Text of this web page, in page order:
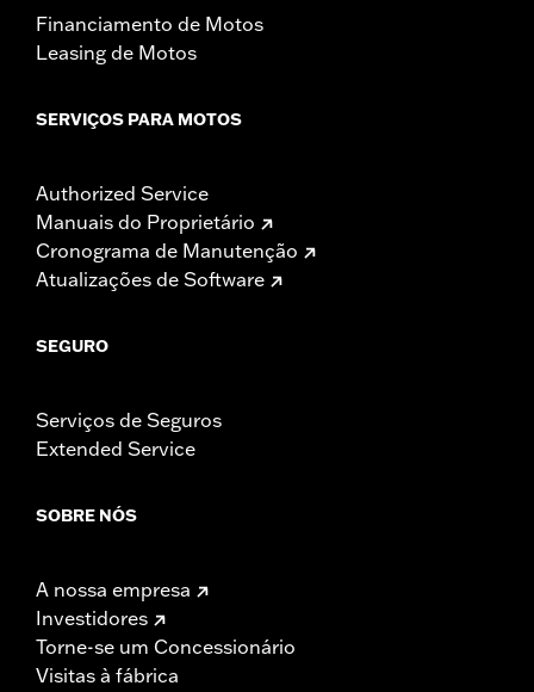
Financiamento de Motos
Leasing de Motos
SERVIÇOS PARA MOTOS
Authorized Service
Manuais do Proprietário
Cronograma de Manutenção
Atualizações de Software
SEGURO
Serviços de Seguros
Extended Service
SOBRE NÓS
A nossa empresa
Investidores
Torne-se um Concessionário
Visitas à fábrica